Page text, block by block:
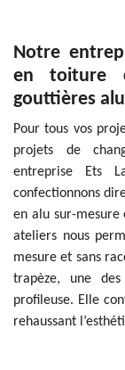
Notre
en toiture
gouttières
Pour tous vos
projets de
entreprise Ets
confectionnons
en alu sur-mesure
ateliers nous
mesure et sans
trapèze, une
profileuse. Elle
rehaussant